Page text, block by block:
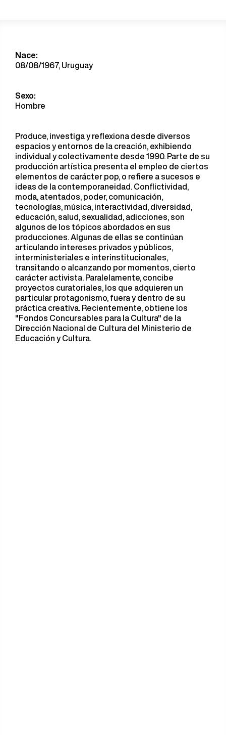
Nace:
08/08/1967, Uruguay
Sexo:
Hombre
Produce, investiga y reflexiona desde diversos
espacios y entornos de la creación, exhibiendo
individual y colectivamente desde 1990. Parte de su
producción artística presenta el empleo de ciertos
elementos de carácter pop, o refiere a sucesos e
ideas de la contemporaneidad. Conflictividad,
moda, atentados, poder, comunicación,
tecnologías, música, interactividad, diversidad,
educación, salud, sexualidad, adicciones, son
algunos de los tópicos abordados en sus
producciones. Algunas de ellas se continúan
articulando intereses privados y públicos,
interministeriales e interinstitucionales,
transitando o alcanzando por momentos, cierto
carácter activista. Paralelamente, concibe
proyectos curatoriales, los que adquieren un
particular protagonismo, fuera y dentro de su
práctica creativa. Recientemente, obtiene los
"Fondos Concursables para la Cultura" de la
Dirección Nacional de Cultura del Ministerio de
Educación y Cultura.